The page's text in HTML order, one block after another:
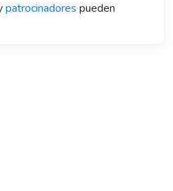
patrocinadores pueden